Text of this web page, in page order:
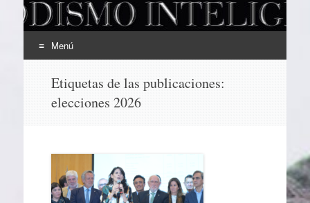
Menú
contenido
Etiquetas de las publicaciones:
elecciones 2026